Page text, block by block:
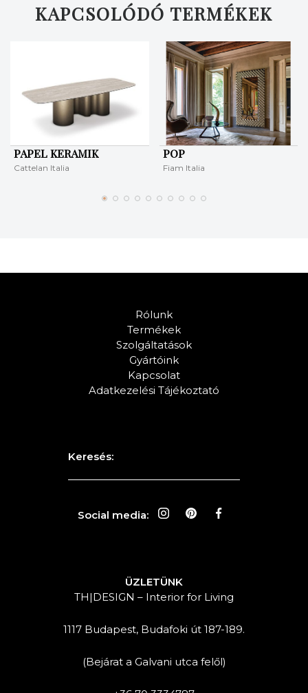
KAPCSOLÓDÓ TERMÉKEK
PAPEL KERAMIK
Cattelan Italia
POP
Fiam Italia
Rólunk
Termékek
Szolgáltatások
Gyártóink
Kapcsolat
Adatkezelési Tájékoztató
Keresés:
Social media:
ÜZLETÜNK
TH|DESIGN – Interior for Living
1117 Budapest, Budafoki út 187-189.
(Bejárat a Galvani utca felől)